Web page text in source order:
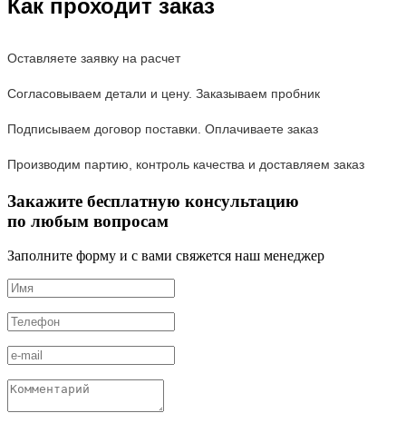
Как проходит заказ
Оставляете заявку на расчет
Согласовываем детали и цену. Заказываем пробник
Подписываем договор поставки. Оплачиваете заказ
Производим партию, контроль качества и доставляем заказ
Закажите бесплатную консультацию
по любым вопросам
Заполните форму и с вами свяжется наш менеджер